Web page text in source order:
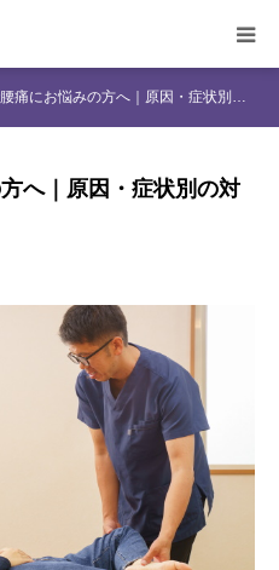
痛にお悩みの方へ｜原因・症状別…
へ｜原因・症状別の対